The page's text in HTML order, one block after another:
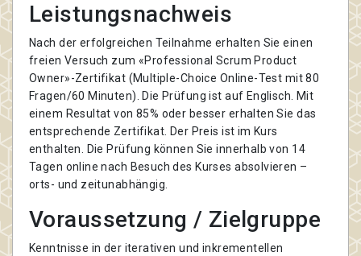
Leistungsnachweis
Nach der erfolgreichen Teilnahme erhalten Sie einen
freien Versuch zum «Professional Scrum Product
Owner»-Zertifikat (Multiple-Choice Online-Test mit 80
Fragen/60 Minuten). Die Prüfung ist auf Englisch. Mit
einem Resultat von 85% oder besser erhalten Sie das
entsprechende Zertifikat. Der Preis ist im Kurs
enthalten. Die Prüfung können Sie innerhalb von 14
Tagen online nach Besuch des Kurses absolvieren –
orts- und zeitunabhängig.
Voraussetzung / Zielgruppe
Kenntnisse in der iterativen und inkrementellen